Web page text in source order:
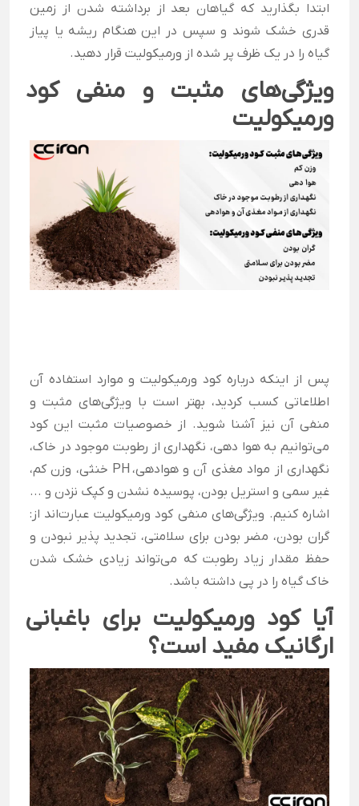
ابتدا بگذارید که گیاهان بعد از برداشته شدن از زمین
قدری خشک شوند و سپس در این هنگام ریشه یا پیاز
گیاه را در یک ظرف پر شده از ورمیکولیت قرار دهید.
ویژگی‌های مثبت و منفی کود
ورمیکولیت
پس از اینکه درباره کود ورمیکولیت و موارد استفاده آن
اطلاعاتی کسب کردید، بهتر است با ویژگی‌های مثبت و
منفی آن نیز آشنا شوید. از خصوصیات مثبت این کود
می‌توانیم به هوا دهی، نگهداری از رطوبت موجود در خاک،
نگهداری از مواد مغذی آن و هوادهی،
وزن کم،
غیر سمی و استریل بودن، پوسیده نشدن و کپک نزدن و ...
اشاره کنیم. ویژگی‌های منفی کود ورمیکولیت عبارت‌اند از:
گران بودن، مضر بودن برای سلامتی، تجدید پذیر نبودن و
حفظ مقدار زیاد رطوبت که می‌تواند زیادی خشک شدن
خاک گیاه را در پی داشته باشد.
آیا کود ورمیکولیت برای باغبانی
ارگانیک مفید است؟